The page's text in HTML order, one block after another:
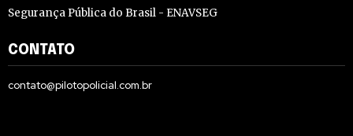
Segurança Pública do Brasil - ENAVSEG
CONTATO
contato@pilotopolicial.com.br